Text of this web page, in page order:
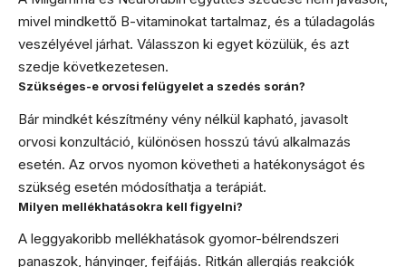
mivel mindkettő B-vitaminokat tartalmaz, és a túladagolás
veszélyével járhat. Válasszon ki egyet közülük, és azt
szedje következetesen.
Szükséges-e orvosi felügyelet a szedés során?
Bár mindkét készítmény vény nélkül kapható, javasolt
orvosi konzultáció, különösen hosszú távú alkalmazás
esetén. Az orvos nyomon követheti a hatékonyságot és
szükség esetén módosíthatja a terápiát.
Milyen mellékhatásokra kell figyelni?
A leggyakoribb mellékhatások gyomor-bélrendszeri
panaszok, hányinger, fejfájás. Ritkán allergiás reakciók